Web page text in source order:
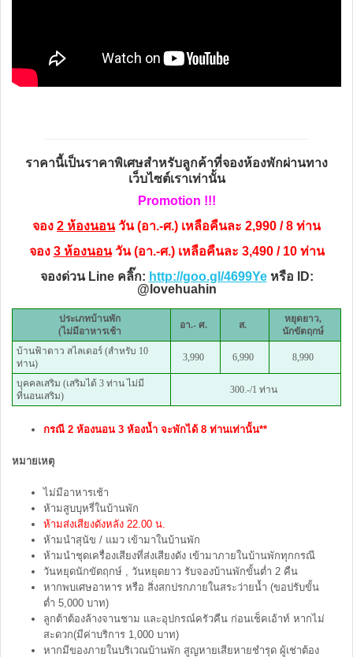
ราคานี้เป็นราคาพิเศษสำหรับลูกค้าที่จองห้องพักผ่านทาง
เว็บไซต์เราเท่านั้น
Promotion !!!
จอง 2 ห้องนอนวัน (อา.-ศ.) เหลือคืนละ 2,990 / 8 ท่าน
จอง 3 ห้องนอนวัน (อา.-ศ.) เหลือคืนละ 3,490 / 10 ท่าน
จองด่วน Line คลิ๊ก: http://goo.gl/4699Ye หรือ ID:
@lovehuahin
ประเภทบ้านพัก
(ไม่มีอาหารเช้า
อา.- ศ. ส.
หยุดยาว,
นักขัตฤกษ์
บ้านฟ้าดาว สไลเดอร์ (สำหรับ 10
ท่าน)
3,990 6,990 8,990
บุคคลเสริม (เสริมได้ 3 ท่าน ไม่มี
ที่นอนเสริม)
300.-/1 ท่าน
กรณี 2 ห้องนอน 3 ห้องน้ำ จะพักได้ 8 ท่านเท่านั้น**
หมายเหตุ
ไม่มีอาหารเช้า
ห้ามสูบบุหรี่ในบ้านพัก
ห้ามส่งเสียงดังหลัง 22.00 น.
ห้ามนำสุนัข / แมว เข้ามาในบ้านพัก
ห้ามนำชุดเครื่องเสียงที่ส่งเสียงดัง เข้ามาภายในบ้านพักทุกกรณี
วันหยุดนักขัตฤกษ์ , วันหยุดยาว รับจองบ้านพักขั้นต่ำ 2 คืน
หากพบเศษอาหาร หรือ สิ่งสกปรกภายในสระว่ายน้ำ (ขอปรับขั้น
ต่ำ 5,000 บาท)
ลูกต้าต้องล้างจานชาม และอุปกรณ์ครัวคืน ก่อนเช็คเอ้าท์ หากไม่
สะดวก(มีค่าบริการ 1,000 บาท)
หากมีของภายในบริเวณบ้านพัก สูญหายเสียหายชำรุด ผู้เช่าต้อง